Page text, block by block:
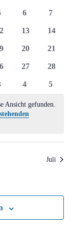
0
6
0
7
0
13
0
14
0
20
0
21
0
27
0
28
0
4
0
5
Ansicht gefunden.
Juli